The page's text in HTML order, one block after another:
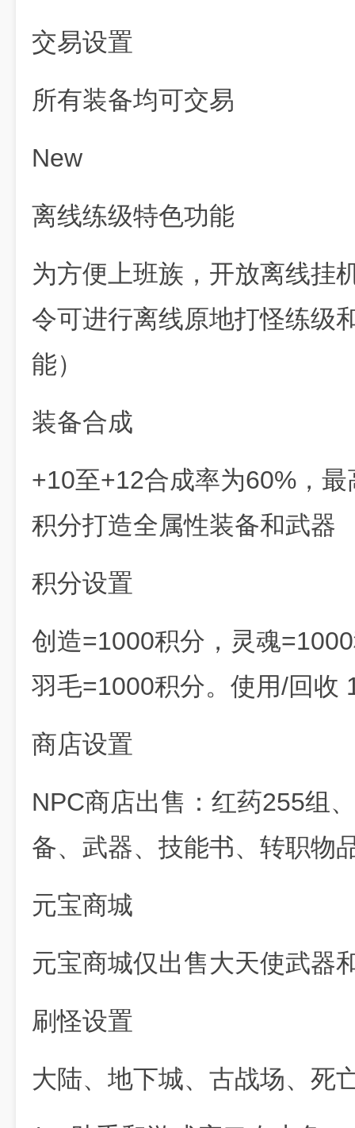
交易设置
所有装备均可交易
New
离线练级特色功能
为方便上班族，开放离线挂
令可进行离线原地打怪练级
能）
装备合成
+10至+12合成率为60%，
积分打造全属性装备和武器
积分设置
创造=1000积分，灵魂
羽毛=1000积分。使用/回收
商店设置
NPC商店出售：红药255组
备、武器、技能书、转职物
元宝商城
元宝商城仅出售大天使武器
刷怪设置
大陆、地下城、古战场、死